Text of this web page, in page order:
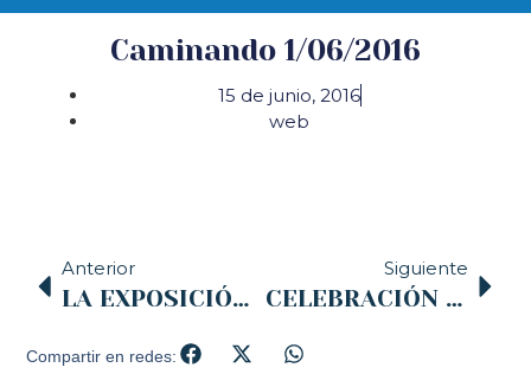
Caminando 1/06/2016
15 de junio, 2016
web
Anterior
LA EXPOSICIÓN ITINERANTE “50 MIRADAS COMPROMETIDAS” DE CARITAS DIOCESANA DE SANTANDER, EN TORRELAVEGA.
Siguiente
CELEBRACIÓN DEL JUBILEO DE LA MISERICORDIA DE LOS ENFERMOS EN NUESTRA DIÓCESIS DE SANTANDER
Compartir en redes: